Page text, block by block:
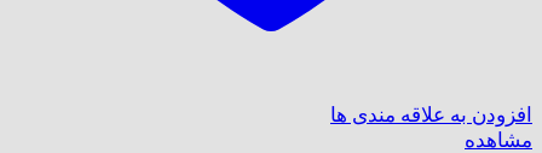
افزودن به علاقه مندی ها
مشاهده